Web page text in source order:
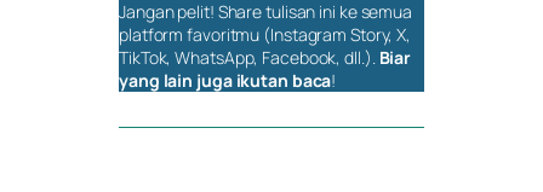
Jangan pelit! Sharetulisan ini ke semua
platform favoritmu (Instagram Story, X,
TikTok, WhatsApp, Facebook, dll.). Biar
yang lain juga ikutan baca!